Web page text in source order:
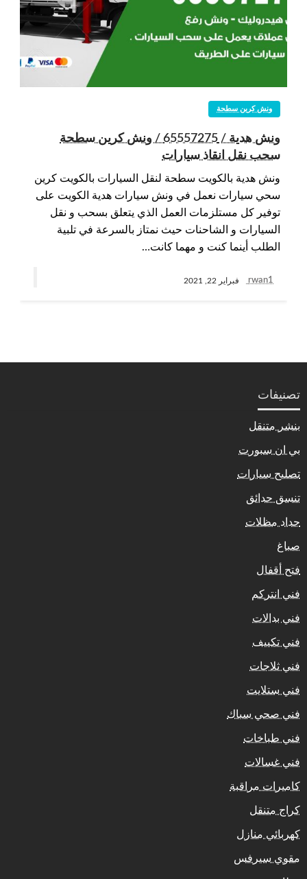
ونش كرين سطحة
ونش هدية / 65557275 / ونش كرين سطحة
سحب نقل انقاذ سيارات
ونش هدية بالكويت سطحة لنقل السيارات بالكويت كرين
سحي سيارات نعمل في ونش سيارات هدية الكويت على
توفير كل مستلزمات العمل الذي يتعلق بسحب و نقل
السيارات و الشاحنات حيث نمتاز بالسرعة في تلبية
الطلب أينما كنت و مهما كانت…
rwan1 فبراير 22, 2021
تصنيفات
بنشر متنقل
بي ان سبورت
تصليح سيارات
تنسق حدائق
حداد مظلات
صباغ
فتح أقفال
فني انتركم
فني بدالات
فني تكييف
فني ثلاجات
فني ستلايت
فني صحي سباك
فني طباخات
فني غسالات
كاميرات مراقبة
كراج متنقل
كهربائي منازل
مقوي سيرفس